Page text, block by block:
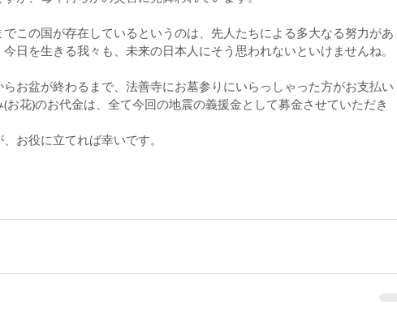
この国が存在しているというのは、先人たちによる多大なる努力があ
日を生きる我々も、未来の日本人にそう思われないといけませんね。
お盆が終わるまで、法善寺にお墓参りにいらっしゃった方がお支払い
お花)のお代金は、全て今回の地震の義援金として募金させていただき
お役に立てれば幸いです。